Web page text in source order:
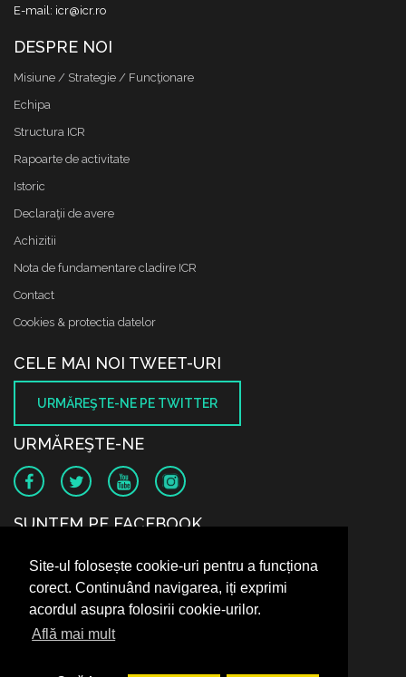
Site-ul folosește cookie-uri pentru a funcționa
corect. Continuând navigarea, iți exprimi
acordul asupra folosirii cookie-urilor.
Află mai mult
E-mail: icr@icr.ro
DESPRE NOI
Misiune / Strategie / Funcţionare
Echipa
Structura ICR
Rapoarte de activitate
Istoric
Declaraţii de avere
Achizitii
Nota de fundamentare cladire ICR
Contact
Cookies & protectia datelor
CELE MAI NOI TWEET-URI
URMĂREŞTE-NE PE TWITTER
URMĂREŞTE-NE
SUNTEM PE FACEBOOK